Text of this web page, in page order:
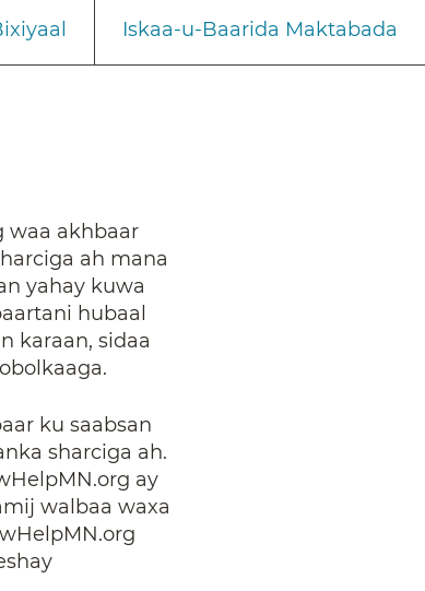
Iskaa-u-Baarida Maktabada
waa akhbaar
ah mana
yahay kuwa
hubaal
karaan, sidaa
ku saabsan
sharciga ah.
ay
walbaa waxa